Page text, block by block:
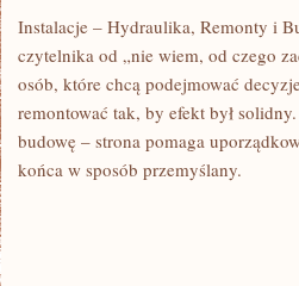
Instalacje – Hydraulika, Remonty i
czytelnika od „nie wiem, od czego
osób, które chcą podejmować
remontować tak, by efekt był
budowę – strona pomaga
końca w sposób przemyślany.